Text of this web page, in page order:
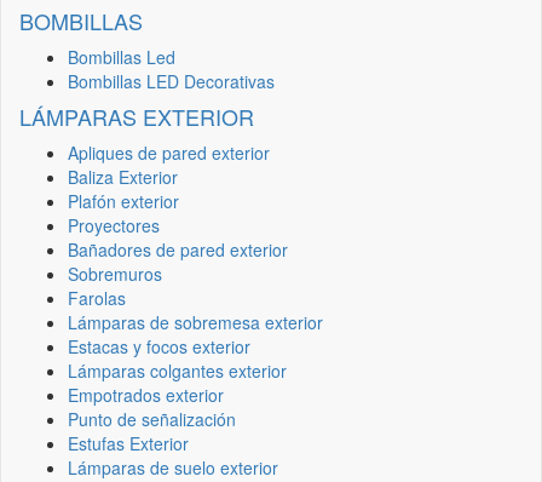
BOMBILLAS
Bombillas Led
Bombillas LED Decorativas
LÁMPARAS EXTERIOR
Apliques de pared exterior
Baliza Exterior
Plafón exterior
Proyectores
Bañadores de pared exterior
Sobremuros
Farolas
Lámparas de sobremesa exterior
Estacas y focos exterior
Lámparas colgantes exterior
Empotrados exterior
Punto de señalización
Estufas Exterior
Lámparas de suelo exterior